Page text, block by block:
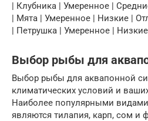
| Клубника | Умеренное |
| Мята | Умеренное | Низкие |
| Петрушка | Умеренное |
Выбор рыбы для
Выбор рыбы для аквапонной
климатических условий и
Наиболее популярными
являются тилапия, карп, сом и